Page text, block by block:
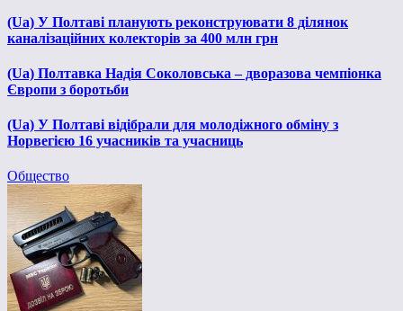
(Ua) У Полтаві планують реконструювати 8 ділянок
каналізаційних колекторів за 400 млн грн
(Ua) Полтавка Надія Соколовська – дворазова чемпіонка
Європи з боротьби
(Ua) У Полтаві відібрали для молодіжного обміну з
Норвегією 16 учасників та учасниць
Общество